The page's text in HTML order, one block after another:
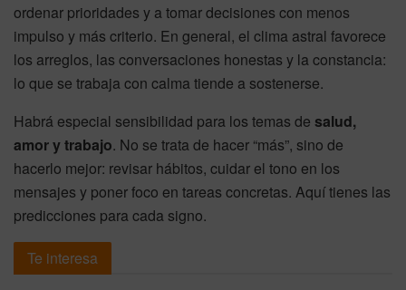
ordenar prioridades y a tomar decisiones con menos
impulso y más criterio. En general, el clima astral favorece
los arreglos, las conversaciones honestas y la constancia:
lo que se trabaja con calma tiende a sostenerse.
Habrá especial sensibilidad para los temas de salud,
amor y trabajo. No se trata de hacer “más”, sino de
hacerlo mejor: revisar hábitos, cuidar el tono en los
mensajes y poner foco en tareas concretas. Aquí tienes las
predicciones para cada signo.
Te interesa